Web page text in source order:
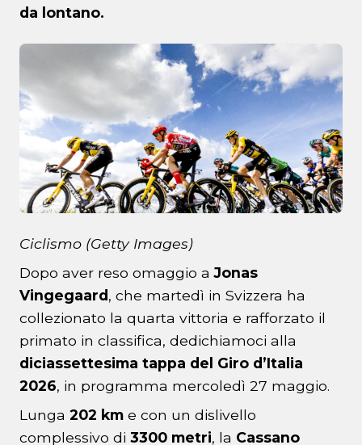
da lontano.
Ciclismo (Getty Images)
Dopo aver reso omaggio aJonas
Vingegaard, che martedì in Svizzera ha
collezionato la quarta vittoria e rafforzato il
primato in classifica, dedichiamoci alla
diciassettesima tappa del Giro d’Italia
2026, in programma mercoledì 27 maggio.
Lunga 202 km e con un dislivello
complessivo di 3300 metri, la Cassano